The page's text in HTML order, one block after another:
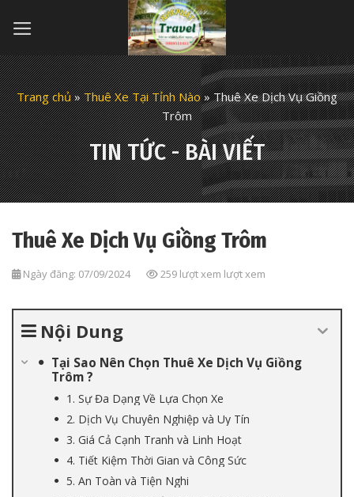
Trang chủ»Thuê Xe Tại Tỉnh Nào»Thuê Xe Dịch Vụ Giồng
Trôm
TIN TỨC - BÀI VIẾT
Thuê Xe Dịch Vụ Giồng Trôm
Ngày đăng: 07/09/2024 259 lượt xem lượt xem
Nội Dung
Tại Sao Nên Chọn Thuê Xe Dịch Vụ Giồng
Trôm ?
1. Sự Đa Dạng Về Lựa Chọn Xe
2. Dịch Vụ Chuyên Nghiệp và Uy Tín
3. Giá Cả Cạnh Tranh và Linh Hoạt
4. Tiết Kiệm Thời Gian và Công Sức
5. An Toàn và Tiện Nghi